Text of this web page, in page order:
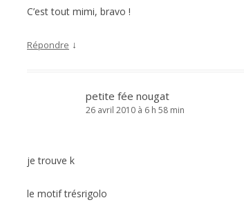
C’est tout mimi, bravo !
Répondre ↓
petite fée nougat
26 avril 2010 à 6 h 58 min
je trouve k
le motif trésrigolo